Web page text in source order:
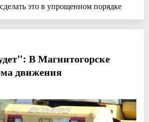
это в упрощенном порядке
В Магнитогорске
движения